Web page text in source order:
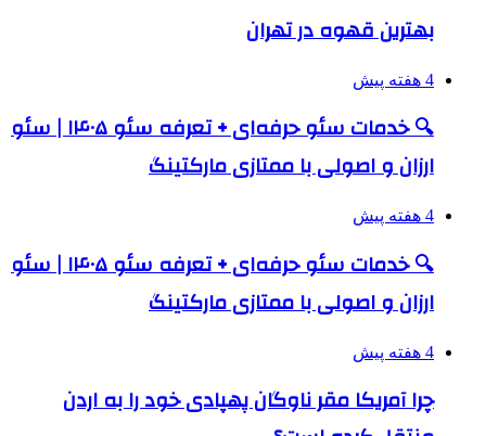
بهترین قهوه در تهران
4 هفته پیش
🔍 خدمات سئو حرفه‌ای + تعرفه سئو ۱۴۰۵ | سئو
ارزان و اصولی با ممتازی مارکتینگ
4 هفته پیش
🔍 خدمات سئو حرفه‌ای + تعرفه سئو ۱۴۰۵ | سئو
ارزان و اصولی با ممتازی مارکتینگ
4 هفته پیش
چرا آمریکا مقر ناوگان پهپادی خود را به اردن